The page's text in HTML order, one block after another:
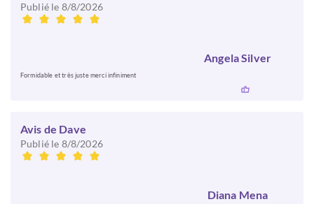
Publié le 8/8/2026
Angela Silver
Formidable et très juste merci infiniment
Avis de Dave
Publié le 8/8/2026
Diana Mena